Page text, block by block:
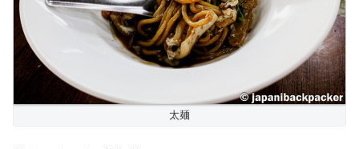
太麺